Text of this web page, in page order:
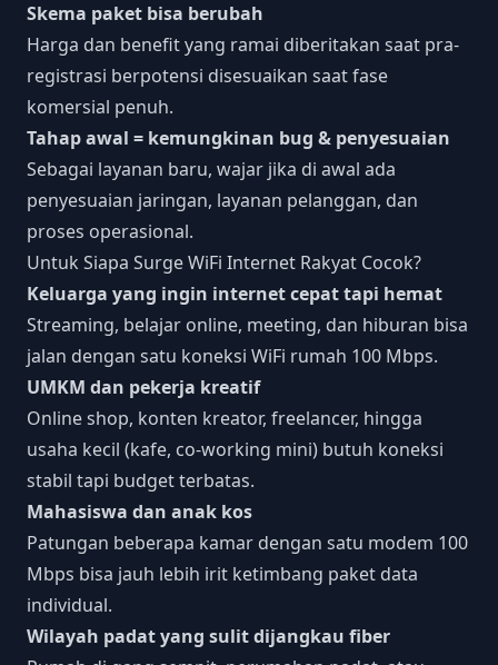
Skema paket bisa berubah
Harga dan benefit yang ramai diberitakan saat pra-
registrasi berpotensi disesuaikan saat fase
komersial penuh.
Tahap awal = kemungkinan bug & penyesuaian
Sebagai layanan baru, wajar jika di awal ada
penyesuaian jaringan, layanan pelanggan, dan
proses operasional.
Untuk Siapa Surge WiFi Internet Rakyat Cocok?
Keluarga yang ingin internet cepat tapi hemat
Streaming, belajar online, meeting, dan hiburan bisa
jalan dengan satu koneksi WiFi rumah 100 Mbps.
UMKM dan pekerja kreatif
Online shop, konten kreator, freelancer, hingga
usaha kecil (kafe, co-working mini) butuh koneksi
stabil tapi budget terbatas.
Mahasiswa dan anak kos
Patungan beberapa kamar dengan satu modem 100
Mbps bisa jauh lebih irit ketimbang paket data
individual.
Wilayah padat yang sulit dijangkau fiber